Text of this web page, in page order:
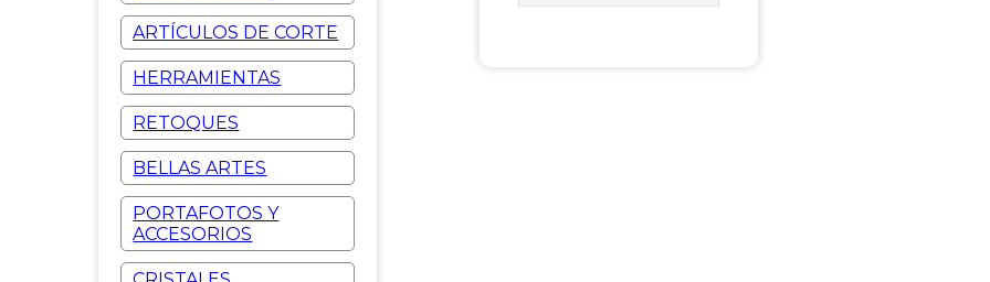
ARTÍCULOS DE CORTE
HERRAMIENTAS
RETOQUES
BELLAS ARTES
PORTAFOTOS Y
ACCESORIOS